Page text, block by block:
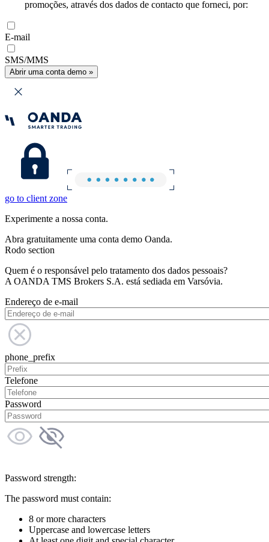
promoções, através dos dados de contacto que forneci, por:
E-mail
SMS/MMS
Abrir uma conta demo »
go to client zone
Experimente a nossa conta.
Abra gratuitamente uma conta demo Oanda.
Rodo section
Quem é o responsável pelo tratamento dos dados pessoais?
A OANDA TMS Brokers S.A. está sediada em Varsóvia.
Endereço de e-mail
phone_prefix
Telefone
Password
Password strength:
The password must contain:
8 or more characters
Uppercase and lowercase letters